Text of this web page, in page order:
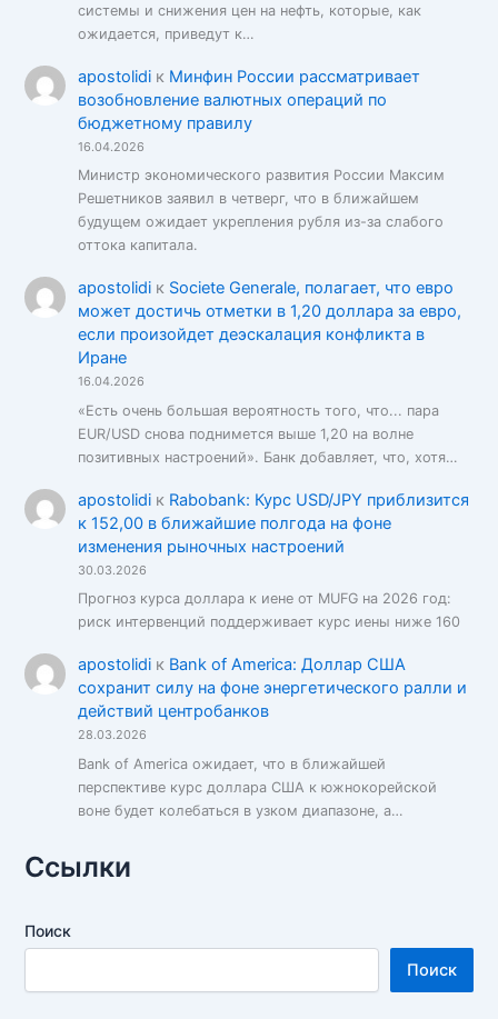
системы и снижения цен на нефть, которые, как
ожидается, приведут к…
apostolidiк Минфин России рассматривает
возобновление валютных операций по
бюджетному правилу
16.04.2026
Министр экономического развития России Максим
Решетников заявил в четверг, что в ближайшем
будущем ожидает укрепления рубля из-за слабого
оттока капитала.
apostolidiк Societe Generale, полагает, что евро
может достичь отметки в 1,20 доллара за евро,
если произойдет деэскалация конфликта в
Иране
16.04.2026
«Есть очень большая вероятность того, что... пара
EUR/USD снова поднимется выше 1,20 на волне
позитивных настроений». Банк добавляет, что, хотя…
apostolidiк Rabobank: Курс USD/JPY приблизится
к 152,00 в ближайшие полгода на фоне
изменения рыночных настроений
30.03.2026
Прогноз курса доллара к иене от MUFG на 2026 год:
риск интервенций поддерживает курс иены ниже 160
apostolidiк Bank of America: Доллар США
сохранит силу на фоне энергетического ралли и
действий центробанков
28.03.2026
Bank of America ожидает, что в ближайшей
перспективе курс доллара США к южнокорейской
воне будет колебаться в узком диапазоне, а…
Ссылки
Поиск
Поиск